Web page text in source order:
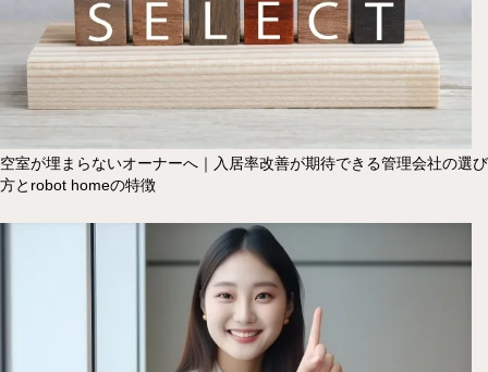
空室が埋まらないオーナーへ｜入居率改善が期待できる管理会社の選び
方とrobot homeの特徴